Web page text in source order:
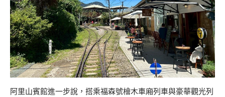
阿里山賓館進一步說，搭乘福森號檜木車廂列車與豪華觀光列